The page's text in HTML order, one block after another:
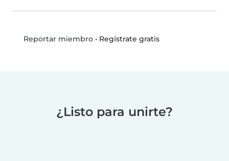
Reportar miembro• Regístrate gratis
¿Listo para unirte?